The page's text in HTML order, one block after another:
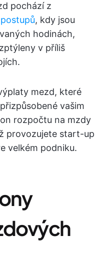
pochází z
, kdy jsou
hodinách,
v příliš
mezd, které
vašim
rozpočtu na mzdy
provozujete start-up
velkém podniku.